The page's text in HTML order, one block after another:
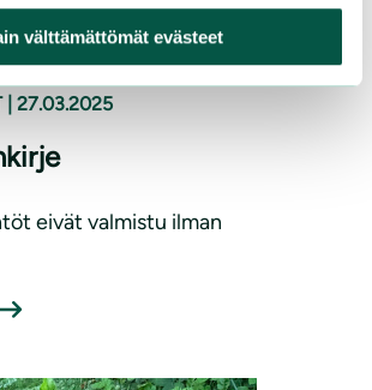
välttämättömät evästeet
27.03.2025
eivät valmistu ilman